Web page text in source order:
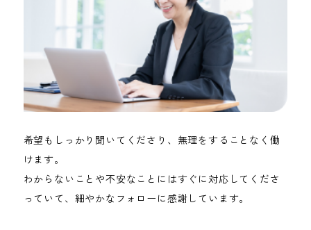
希望もしっかり聞いてくださり、無理をすることなく働
けます。
わからないことや不安なことにはすぐに対応してくださ
っていて、細やかなフォローに感謝しています。